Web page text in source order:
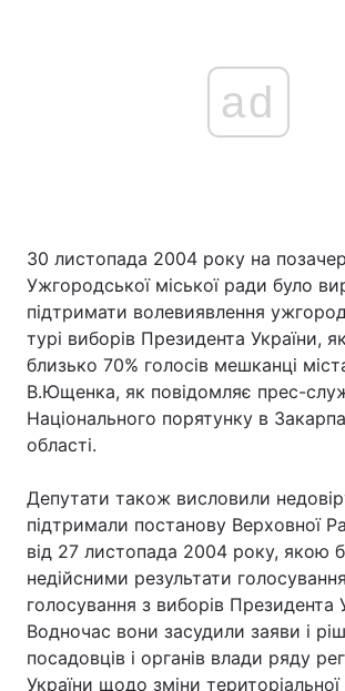
ad
30 листопада 2004 року на
Ужгородської міської ради було
підтримати волевиявлення
турі виборів Президента України,
близько 70% голосів мешканці
В.Ющенка, як повідомляє прес-
Національного порятунку в
області.
Депутати також висловили
підтримали постанову Верховної
від 27 листопада 2004 року, якою
недійсними результати
голосування з виборів Президента
Водночас вони засудили заяви і
посадовців і органів влади ряду
України щодо зміни територіальної